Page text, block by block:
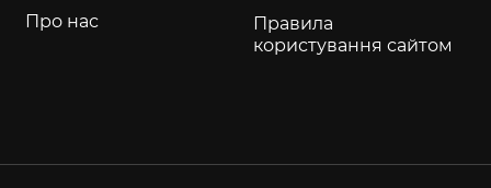
Про нас
Правила
користування сайтом